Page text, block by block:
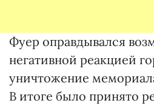
Фуер оправдывался
негативной реакцией
уничтожение
В итоге было принято